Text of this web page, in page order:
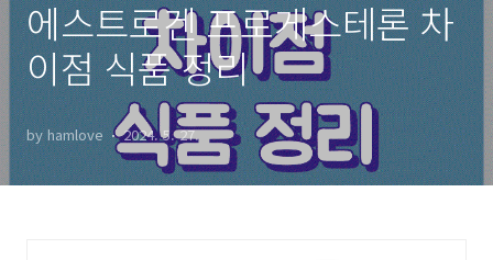
에스트로겐 프로게스테론 차
이점 식품 정리
by hamlove 2024. 5. 27.